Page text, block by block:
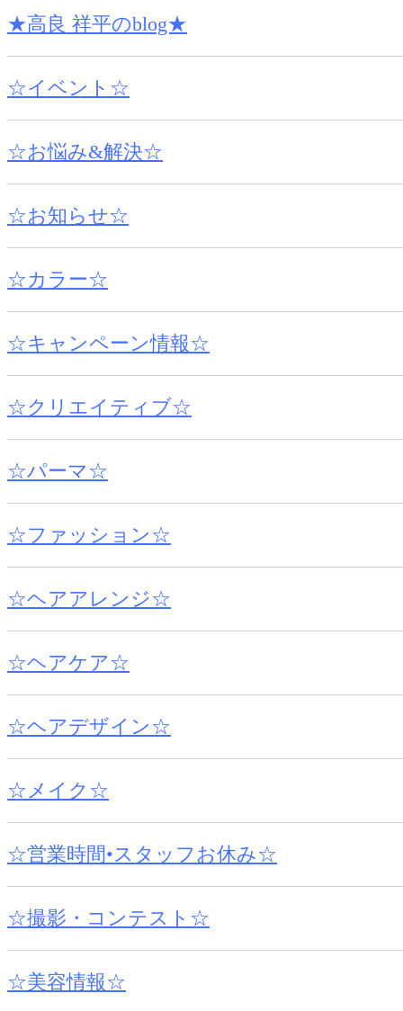
★高良 祥平のblog★
☆イベント☆
☆お悩み&解決☆
☆お知らせ☆
☆カラー☆
☆キャンペーン情報☆
☆クリエイティブ☆
☆パーマ☆
☆ファッション☆
☆ヘアアレンジ☆
☆ヘアケア☆
☆ヘアデザイン☆
☆メイク☆
☆営業時間•スタッフお休み☆
☆撮影・コンテスト☆
☆美容情報☆